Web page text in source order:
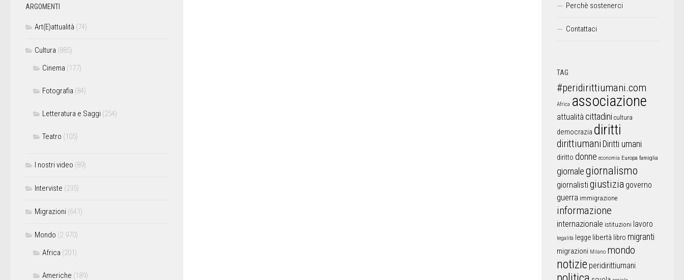
ARGOMENTI
Art(E)attualità (74)
Cultura (885)
Cinema (177)
Fotografia (84)
Letteratura e Saggi (254)
Teatro (105)
I nostri video (89)
Interviste (235)
Migrazioni (641)
Mondo (2.970)
Africa (201)
Americhe (189)
Perchè sostenerci
Contattaci
TAG
#peridirittiumani.com
Africa associazione
attualità cittadini cultura
democrazia diritti
dirittiumani Diritti umani
diritto donne economia Europa famiglia
giornalegiornalismo
giornalistigiustizia governo
guerra immigrazione
informazione
internazionale istituzioni lavoro
legalità legge libertà libro migranti
migrazioni Milano mondo
notizie peridirittiumani